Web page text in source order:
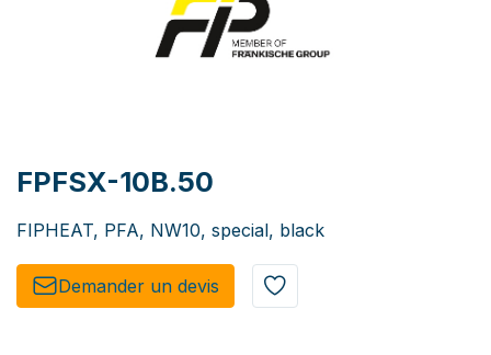
FPFSX-10B.50
FIPHEAT, PFA, NW10, special, black
Demander un de​​vis​​